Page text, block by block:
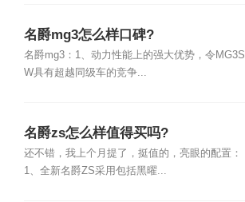
名爵mg3怎么样口碑?
名爵mg3：1、动力性能上的强大优势，令MG3S
W具有超越同级车的竞争...
名爵zs怎么样值得买吗?
还不错，我上个月提了，挺值的，亮眼的配置：
1、全新名爵ZS采用包括黑曜...